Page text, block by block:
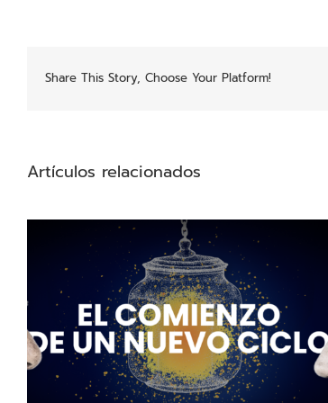
Share This Story, Choose Your Platform!
Artículos relacionados
2019-2020: Calentados por tres Soles